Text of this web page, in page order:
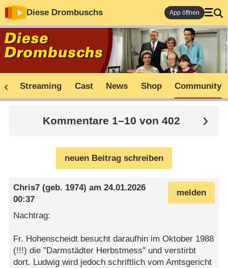
Diese Drombuschs App öffnen
Streaming Cast News Shop Community
Kommentare 1–10 von 402
neuen Beitrag schreiben
melden
Chris7 (geb. 1974) am24.01.2026
00:37
Nachtrag:
Fr. Hohenscheidt besucht daraufhin im Oktober 1988
(!!!) die "Darmstädter Herbstmess" und verstirbt
dort. Ludwig wird jedoch schriftlich vom Amtsgericht